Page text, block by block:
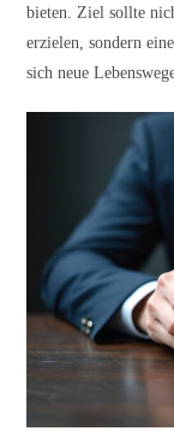
bieten. Ziel sollte
erzielen, sondern
sich neue